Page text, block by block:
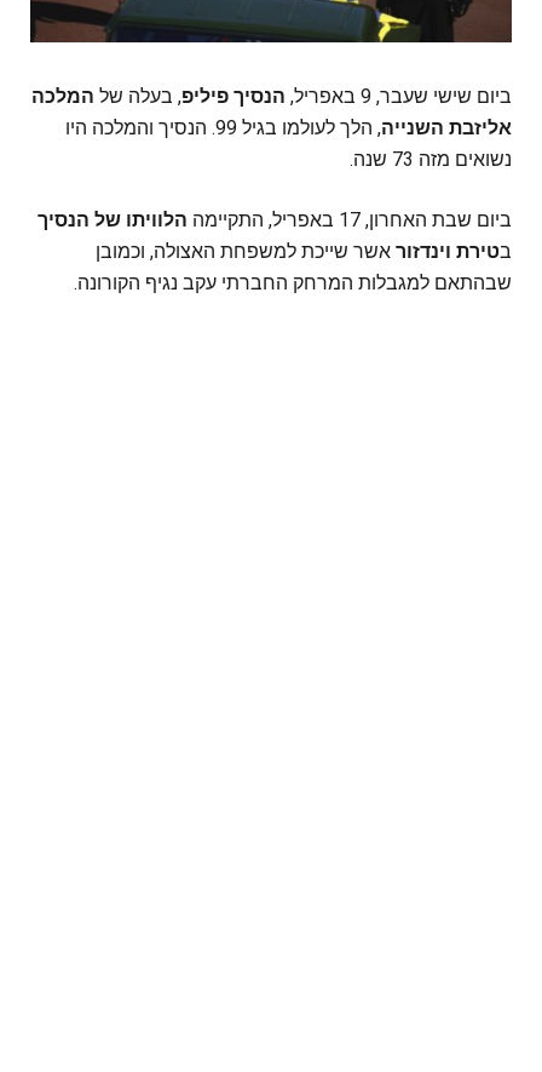
ביום שישי שעבר, 9 באפריל, הנסיך פיליפ, בעלה של המלכה
אליזבת השנייה
, הלך לעולמו בגיל 99. הנסיך והמלכה היו
נשואים מזה 73 שנה.
ביום שבת האחרון, 17 באפריל, התקיימה
הלוויתו של הנסיך
בטירת וינדזור אשר שייכת למשפחת האצולה, וכמובן
שבהתאם למגבלות המרחק החברתי עקב נגיף הקורונה.